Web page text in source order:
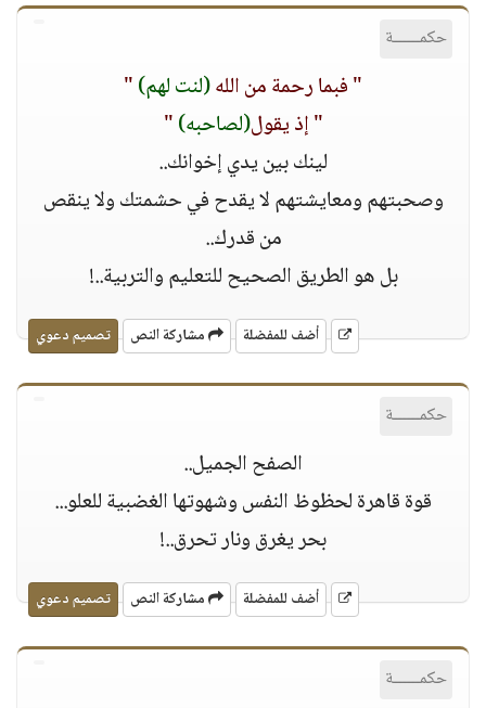
حكمــــــة
" فبما رحمة من الله(لنت لهم)"
" إذ يقول(لصاحبه)"
لينك بين يدي إخوانك..
وصحبتهم ومعايشتهم ﻻ يقدح في حشمتك وﻻ ينقص
من قدرك..
بل هو الطريق الصحيح للتعليم والتربية..!
أضف للمفضلة مشاركة النص تصميم دعوي
حكمــــــة
الصفح الجميل..
قوة قاهرة لحظوظ النفس وشهوتها الغضبية للعلو...
بحر يغرق ونار تحرق..!
أضف للمفضلة مشاركة النص تصميم دعوي
حكمــــــة